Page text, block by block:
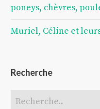
poneys, chèvres,
Muriel, Céline et
Recherche